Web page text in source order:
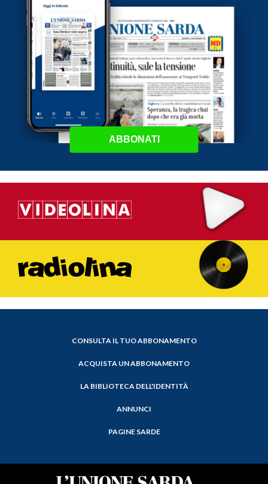
ABBONATI
CONSULTA IL TUO ABBONAMENTO
ACQUISTA UN ABBONAMENTO
LA BIBLIOTECA DELL'IDENTITÀ
ANNUNCI
PAGINE SARDE